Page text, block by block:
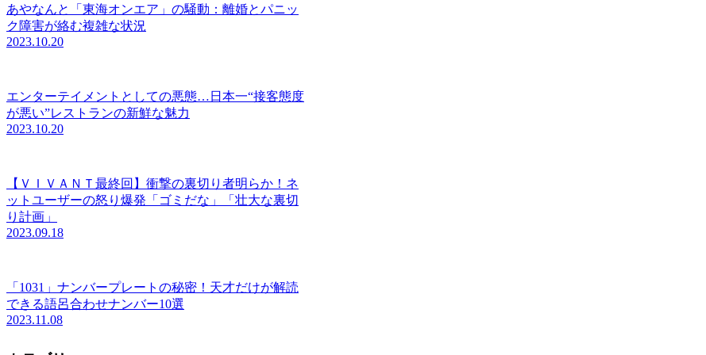
あやなんと「東海オンエア」の騒動：離婚とパニッ
ク障害が絡む複雑な状況
2023.10.20
エンターテイメントとしての悪態…日本一“接客態度
が悪い”レストランの新鮮な魅力
2023.10.20
【ＶＩＶＡＮＴ最終回】衝撃の裏切り者明らか！ネ
ットユーザーの怒り爆発「ゴミだな」「壮大な裏切
り計画」
2023.09.18
「1031」ナンバープレートの秘密！天才だけが解読
できる語呂合わせナンバー10選
2023.11.08